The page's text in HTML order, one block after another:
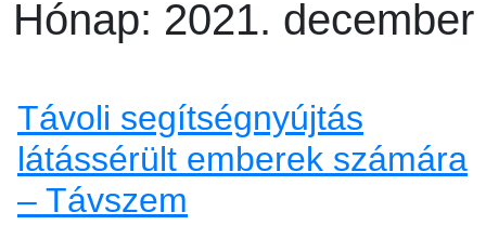
Hónap: 2021. december
Távoli segítségnyújtás
látássérült emberek számára
– Távszem